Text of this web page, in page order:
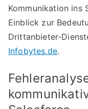
Kommunikation ins
Einblick zur
Drittanbieter-
Infobytes.de.